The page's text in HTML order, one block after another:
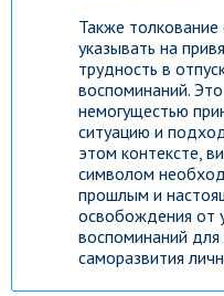
Также
указывать на
трудность в
воспоминаний.
немогущестью
ситуацию и
этом контексте,
символом
прошлым и
освобождения от
воспоминаний для
саморазвития